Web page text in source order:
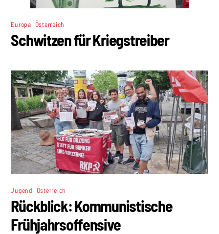
Europa Österreich
Schwitzen für Kriegstreiber
Jugend Österreich
Rückblick: Kommunistische
Frühjahrsoffensive